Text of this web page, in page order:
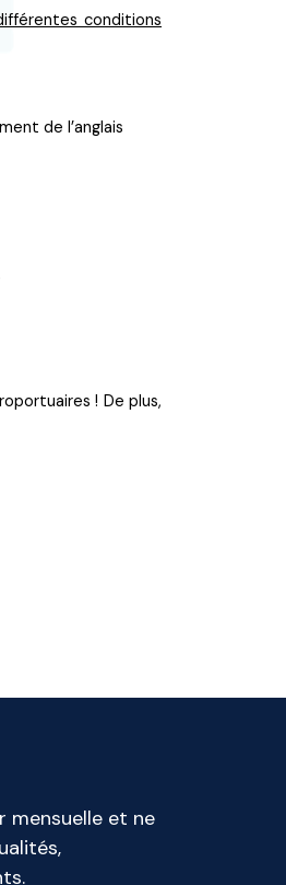
conditions
de l’anglais
! De plus,
mensuelle et ne